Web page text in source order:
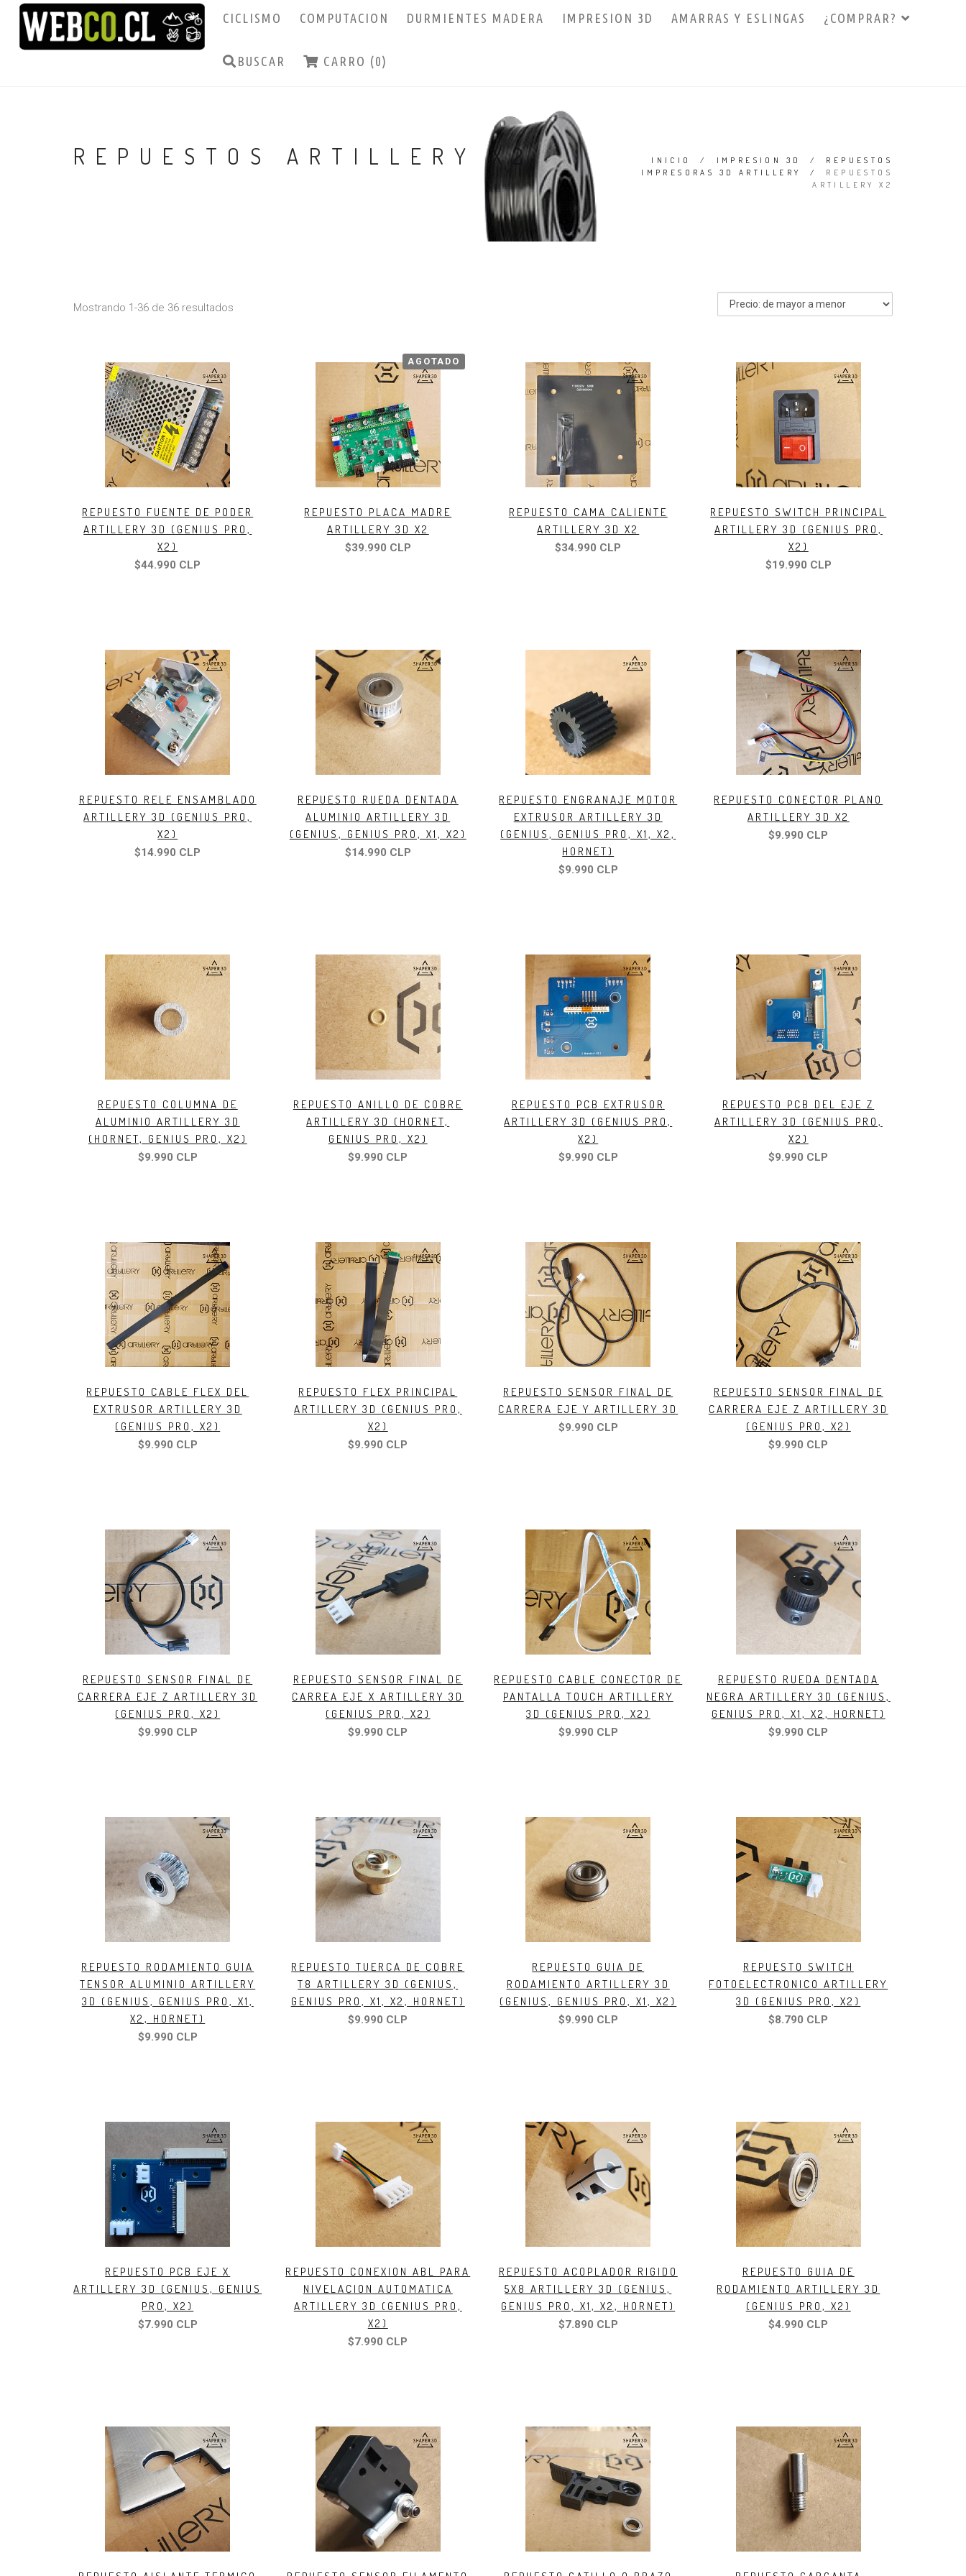
CICLISMO COMPUTACION DURMIENTES MADERA IMPRESION 3D AMARRAS Y ESLINGAS ¿COMPRAR?
BUSCAR CARRO (0)
REPUESTOS ARTILLERY X2 INICIO / IMPRESION 3D / REPUESTOS
IMPRESORAS 3D ARTILLERY
/ REPUESTOS
ARTILLERY X2
Mostrando 1-36 de 36 resultados
REPUESTO FUENTE DE PODER
ARTILLERY 3D (GENIUS PRO,
X2)
$44.990 CLP
AGOTADO
REPUESTO PLACA MADRE
ARTILLERY 3D X2
$39.990 CLP
REPUESTO CAMA CALIENTE
ARTILLERY 3D X2
$34.990 CLP
REPUESTO SWITCH PRINCIPAL
ARTILLERY 3D (GENIUS PRO,
X2)
$19.990 CLP
REPUESTO RELE ENSAMBLADO
ARTILLERY 3D (GENIUS PRO,
X2)
$14.990 CLP
REPUESTO RUEDA DENTADA
ALUMINIO ARTILLERY 3D
(GENIUS, GENIUS PRO, X1, X2)
$14.990 CLP
REPUESTO ENGRANAJE MOTOR
EXTRUSOR ARTILLERY 3D
(GENIUS, GENIUS PRO, X1, X2,
HORNET)
$9.990 CLP
REPUESTO CONECTOR PLANO
ARTILLERY 3D X2
$9.990 CLP
REPUESTO COLUMNA DE
ALUMINIO ARTILLERY 3D
(HORNET, GENIUS PRO, X2)
$9.990 CLP
REPUESTO ANILLO DE COBRE
ARTILLERY 3D (HORNET,
GENIUS PRO, X2)
$9.990 CLP
REPUESTO PCB EXTRUSOR
ARTILLERY 3D (GENIUS PRO,
X2)
$9.990 CLP
REPUESTO PCB DEL EJE Z
ARTILLERY 3D (GENIUS PRO,
X2)
$9.990 CLP
REPUESTO CABLE FLEX DEL
EXTRUSOR ARTILLERY 3D
(GENIUS PRO, X2)
$9.990 CLP
REPUESTO FLEX PRINCIPAL
ARTILLERY 3D (GENIUS PRO,
X2)
$9.990 CLP
REPUESTO SENSOR FINAL DE
CARRERA EJE Y ARTILLERY 3D
$9.990 CLP
REPUESTO SENSOR FINAL DE
CARRERA EJE Z ARTILLERY 3D
(GENIUS PRO, X2)
$9.990 CLP
REPUESTO SENSOR FINAL DE
CARRERA EJE Z ARTILLERY 3D
(GENIUS PRO, X2)
$9.990 CLP
REPUESTO SENSOR FINAL DE
CARREA EJE X ARTILLERY 3D
(GENIUS PRO, X2)
$9.990 CLP
REPUESTO CABLE CONECTOR DE
PANTALLA TOUCH ARTILLERY
3D (GENIUS PRO, X2)
$9.990 CLP
REPUESTO RUEDA DENTADA
NEGRA ARTILLERY 3D (GENIUS,
GENIUS PRO, X1, X2, HORNET)
$9.990 CLP
REPUESTO RODAMIENTO GUIA
TENSOR ALUMINIO ARTILLERY
3D (GENIUS, GENIUS PRO, X1,
X2, HORNET)
$9.990 CLP
REPUESTO TUERCA DE COBRE
T8 ARTILLERY 3D (GENIUS,
GENIUS PRO, X1, X2, HORNET)
$9.990 CLP
REPUESTO GUIA DE
RODAMIENTO ARTILLERY 3D
(GENIUS, GENIUS PRO, X1, X2)
$9.990 CLP
REPUESTO SWITCH
FOTOELECTRONICO ARTILLERY
3D (GENIUS PRO, X2)
$8.790 CLP
REPUESTO PCB EJE X
ARTILLERY 3D (GENIUS, GENIUS
PRO, X2)
$7.990 CLP
REPUESTO CONEXION ABL PARA
NIVELACION AUTOMATICA
ARTILLERY 3D (GENIUS PRO,
X2)
$7.990 CLP
REPUESTO ACOPLADOR RIGIDO
5X8 ARTILLERY 3D (GENIUS,
GENIUS PRO, X1, X2, HORNET)
$7.890 CLP
REPUESTO GUIA DE
RODAMIENTO ARTILLERY 3D
(GENIUS PRO, X2)
$4.990 CLP